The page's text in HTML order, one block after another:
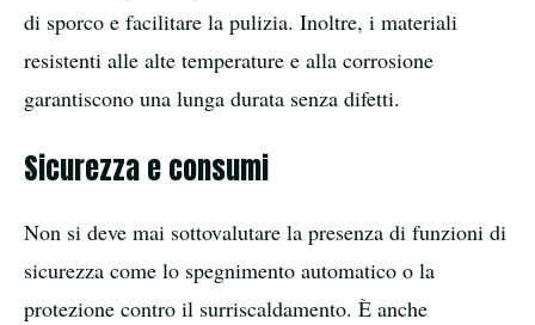
di sporco e facilitare la pulizia. Inoltre, i materiali
resistenti alle alte temperature e alla corrosione
garantiscono una lunga durata senza difetti.
Sicurezza e consumi
Non si deve mai sottovalutare la presenza di funzioni di
sicurezza come lo spegnimento automatico o la
protezione contro il surriscaldamento. È anche